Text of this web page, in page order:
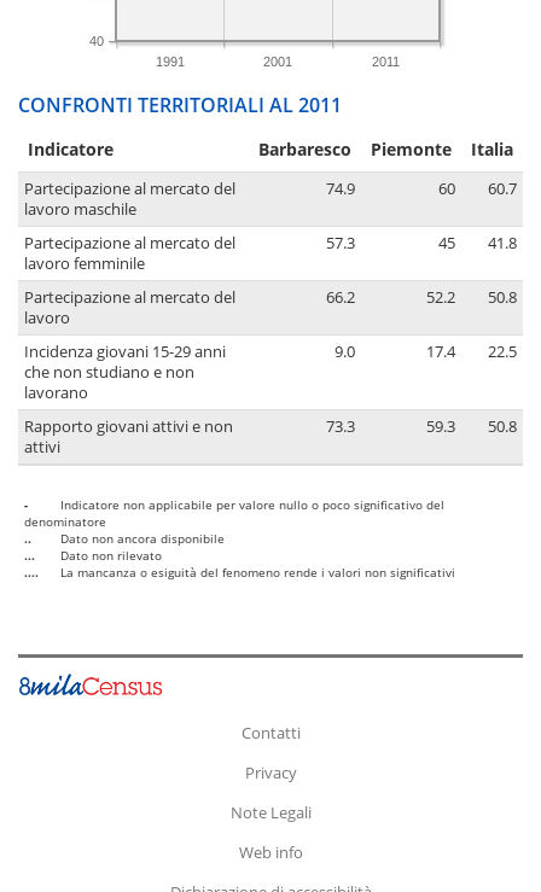
1991 2001 2011
40
CONFRONTI TERRITORIALI AL 2011
Indicatore Barbaresco Piemonte Italia
Partecipazione al mercato del
lavoro maschile
74.9 60 60.7
Partecipazione al mercato del
lavoro femminile
57.3 45 41.8
Partecipazione al mercato del
lavoro
66.2 52.2 50.8
Incidenza giovani 15-29 anni
che non studiano e non
lavorano
9.0 17.4 22.5
Rapporto giovani attivi e non
attivi
73.3 59.3 50.8
-
Indicatore non applicabile per valore nullo o poco significativo del
denominatore
..
Dato non ancora disponibile
...
Dato non rilevato
....
La mancanza o esiguità del fenomeno rende i valori non significativi
Contatti
Privacy
Note Legali
Web info